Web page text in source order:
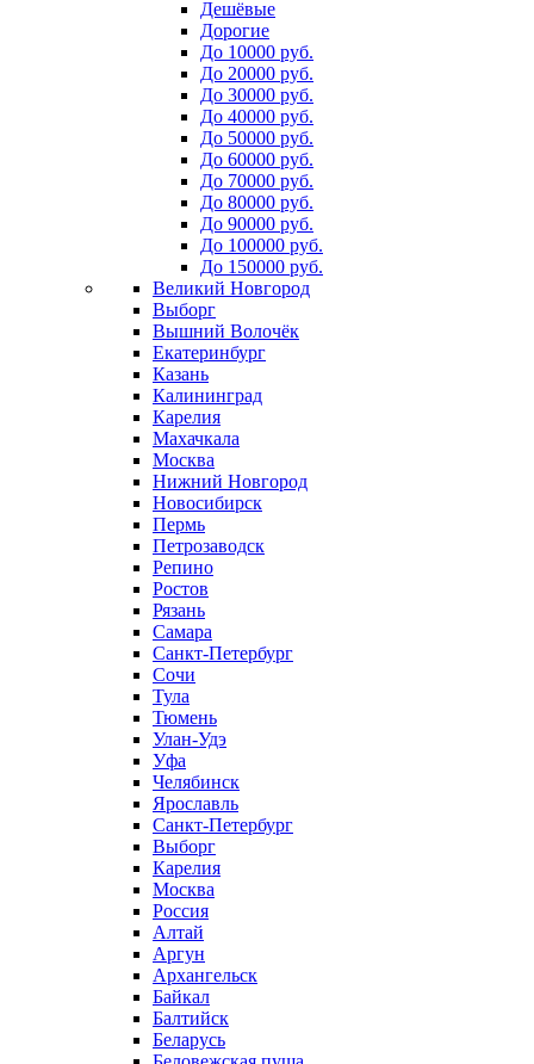
Дешёвые
Дорогие
До 10000 руб.
До 20000 руб.
До 30000 руб.
До 40000 руб.
До 50000 руб.
До 60000 руб.
До 70000 руб.
До 80000 руб.
До 90000 руб.
До 100000 руб.
До 150000 руб.
Великий Новгород
Выборг
Вышний Волочёк
Екатеринбург
Казань
Калининград
Карелия
Махачкала
Москва
Нижний Новгород
Новосибирск
Пермь
Петрозаводск
Репино
Ростов
Рязань
Самара
Санкт-Петербург
Сочи
Тула
Тюмень
Улан-Удэ
Уфа
Челябинск
Ярославль
Санкт-Петербург
Выборг
Карелия
Москва
Россия
Алтай
Аргун
Архангельск
Байкал
Балтийск
Беларусь